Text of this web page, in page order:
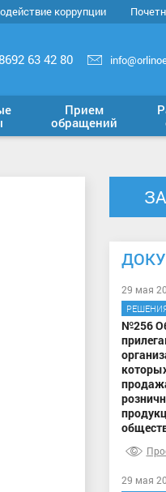
коррупции
63 42 80
Прием
обращений
29 мая
№256
29 мая